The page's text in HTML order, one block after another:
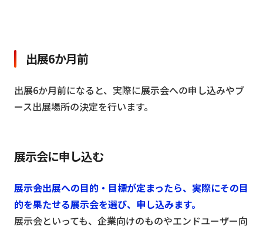
出展6か月前
出展6か月前になると、実際に展示会への申し込みやブ
ース出展場所の決定を行います。
展示会に申し込む
展示会出展への目的・目標が定まったら、実際にその目
的を果たせる展示会を選び、申し込みます。
展示会といっても、企業向けのものやエンドユーザー向